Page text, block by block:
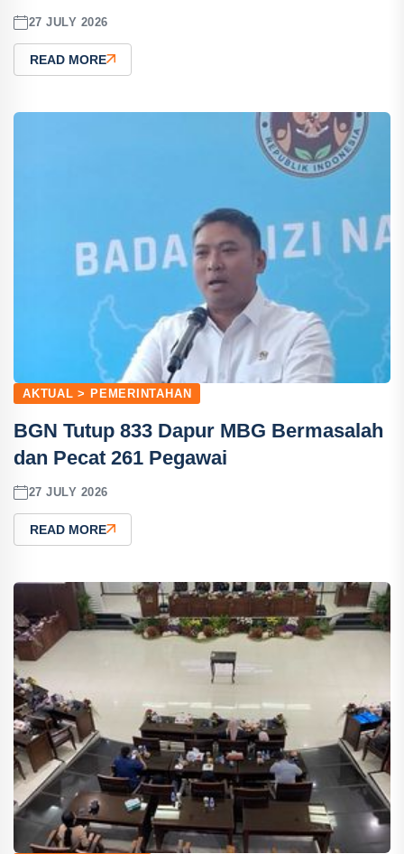
27 JULY 2026
READ MORE
AKTUAL > PEMERINTAHAN
BGN Tutup 833 Dapur MBG Bermasalah
dan Pecat 261 Pegawai
27 JULY 2026
READ MORE